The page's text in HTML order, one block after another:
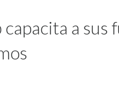
capacita a